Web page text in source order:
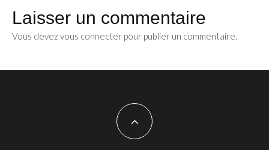
Laisser un commentaire
Vous devez vous connecter pour publier un commentaire.